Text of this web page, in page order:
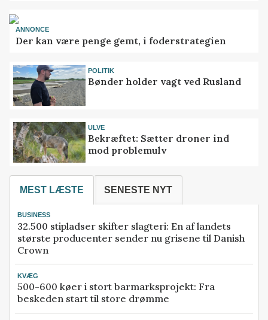
ANNONCE
Der kan være penge gemt, i foderstrategien
POLITIK
Bønder holder vagt ved Rusland
ULVE
Bekræftet: Sætter droner ind
mod problemulv
MEST LÆSTE SENESTE NYT
BUSINESS
32.500 stipladser skifter slagteri: En af landets
største producenter sender nu grisene til Danish
Crown
KVÆG
500-600 køer i stort barmarksprojekt: Fra
beskeden start til store drømme